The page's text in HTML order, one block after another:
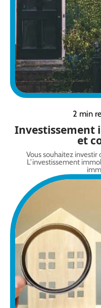
2 min
Investissement
et
Vous souhaitez investir
L’investissement